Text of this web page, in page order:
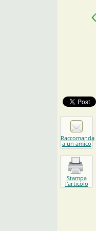
Raccomanda
a un amico
Stampa
l'articolo